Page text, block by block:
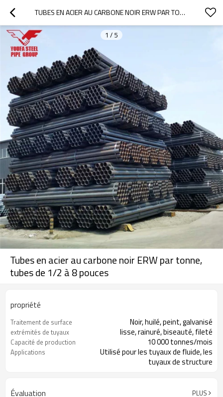
TUBES EN ACIER AU CARBONE NOIR ERW PAR TONNE, TUBES DE 1/2 À 8 POUCES
1 / 5
Tubes en acier au carbone noir ERW par tonne,
tubes de 1/2 à 8 pouces
propriété
Traitement de surface Noir, huilé, peint, galvanisé
extrémités de tuyaux lisse, rainuré, biseauté, fileté
Capacité de production 10 000 tonnes/mois
Applications
Utilisé pour les tuyaux de fluide, les
tuyaux de structure
Évaluation PLUS